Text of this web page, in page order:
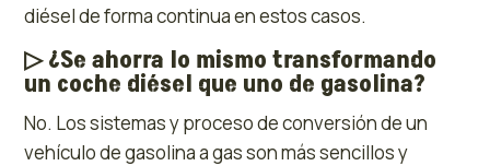
diésel de forma continua en estos casos.
▷¿Se ahorra lo mismo transformando
un coche diésel que uno de gasolina?
No. Los sistemas y proceso de conversión de un
vehículo de gasolina a gas son más sencillos y